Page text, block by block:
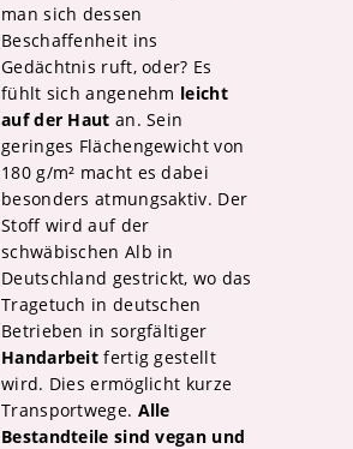
man sich dessen
Beschaffenheit ins
Gedächtnis ruft, oder? Es
fühlt sich angenehm leicht
auf der Haut an. Sein
geringes Flächengewicht von
180 g/m² macht es dabei
besonders atmungsaktiv. Der
Stoff wird auf der
schwäbischen Alb in
Deutschland gestrickt, wo das
Tragetuch in deutschen
Betrieben in sorgfältiger
Handarbeit fertig gestellt
wird. Dies ermöglicht kurze
Transportwege. Alle
Bestandteile sind vegan und